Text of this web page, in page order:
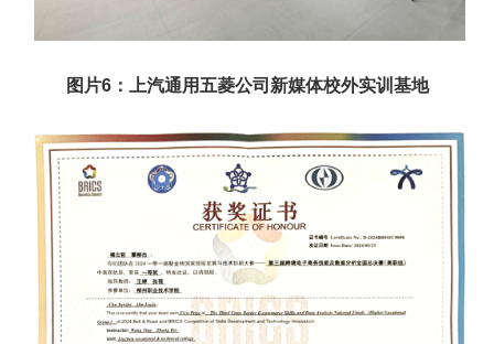
图片6：上汽通用五菱公司新媒体校外实训基地